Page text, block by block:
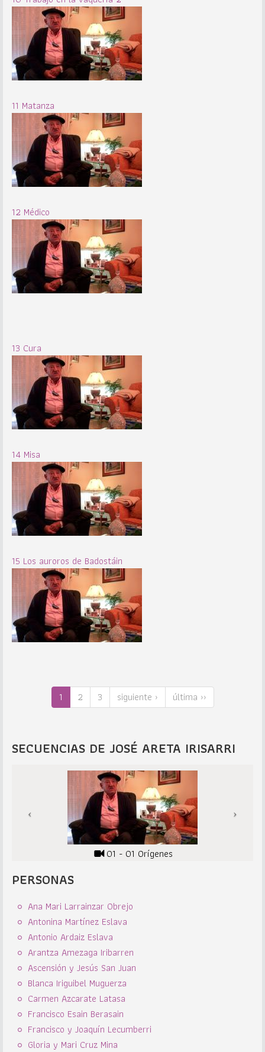
11 Matanza
12 Médico
13 Cura
14 Misa
15 Los auroros de Badostáin
1 2 3 siguiente › última ››
SECUENCIAS DE JOSÉ ARETA IRISARRI
01 - 01 Orígenes
PERSONAS
Ana Mari Larrainzar Obrejo
Antonina Martínez Eslava
Antonio Ardaiz Eslava
Arantza Amezaga Iribarren
Ascensión y Jesús San Juan
Blanca Iriguibel Muguerza
Carmen Azcarate Latasa
Francisco Esain Berasain
Francisco y Joaquín Lecumberri
Gloria y Mari Cruz Mina